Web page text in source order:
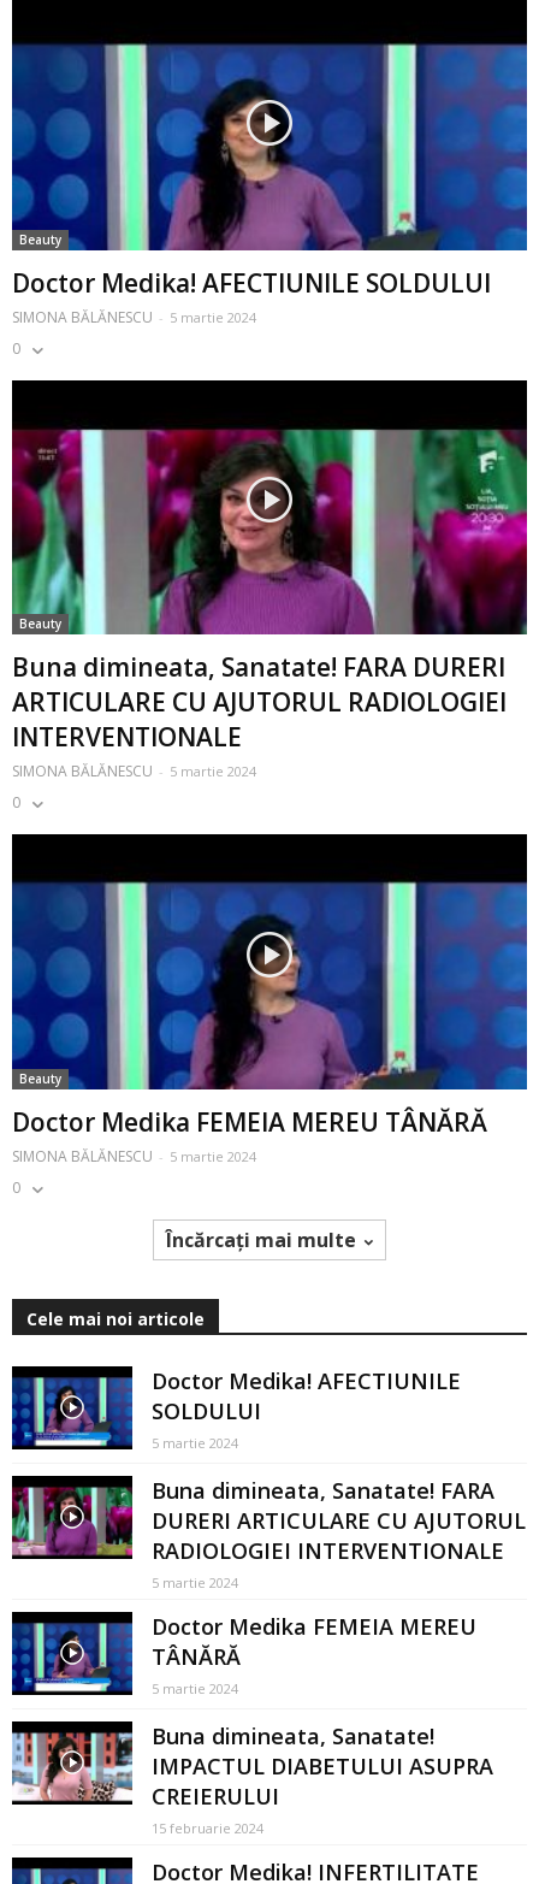
Beauty
Doctor Medika! AFECTIUNILE SOLDULUI
SIMONA BĂLĂNESCU - 5 martie 2024
0
Beauty
Buna dimineata, Sanatate! FARA DURERI
ARTICULARE CU AJUTORUL RADIOLOGIEI
INTERVENTIONALE
SIMONA BĂLĂNESCU - 5 martie 2024
0
Beauty
Doctor Medika FEMEIA MEREU TÂNĂRĂ
SIMONA BĂLĂNESCU - 5 martie 2024
0
Încărcați mai multe
Cele mai noi articole
Doctor Medika! AFECTIUNILE
SOLDULUI
5 martie 2024
Buna dimineata, Sanatate! FARA
DURERI ARTICULARE CU AJUTORUL
RADIOLOGIEI INTERVENTIONALE
5 martie 2024
Doctor Medika FEMEIA MEREU
TÂNĂRĂ
5 martie 2024
Buna dimineata, Sanatate!
IMPACTUL DIABETULUI ASUPRA
CREIERULUI
15 februarie 2024
Doctor Medika! INFERTILITATE